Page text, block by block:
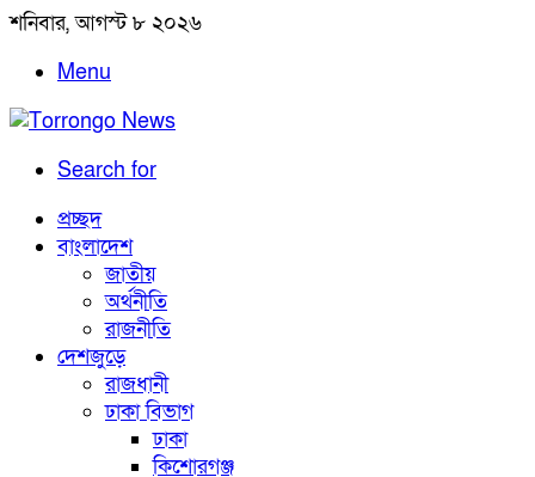
শনিবার, আগস্ট ৮ ২০২৬
Menu
Search for
প্রচ্ছদ
বাংলাদেশ
জাতীয়
অর্থনীতি
রাজনীতি
দেশজুড়ে
রাজধানী
ঢাকা বিভাগ
ঢাকা
কিশোরগঞ্জ